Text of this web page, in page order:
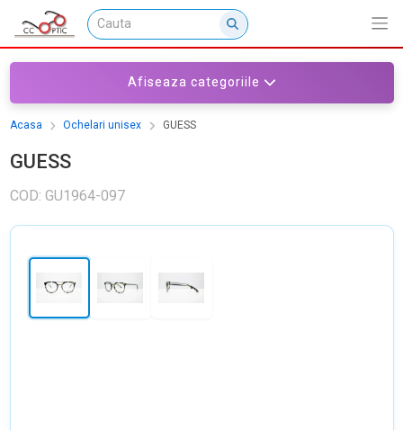
Afiseaza categoriile
Acasa Ochelari unisex GUESS
GUESS
COD: GU1964-097